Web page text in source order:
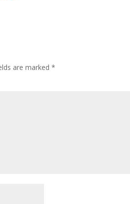
are marked*